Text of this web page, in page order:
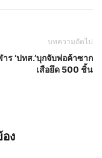
บทความถัดไป
ร ‘ปทส.’บุกจับพ่อค้าซาก
เสือยึด 500 ชิ้น
ง